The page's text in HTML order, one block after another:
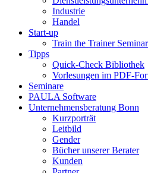
Industrie
Handel
Start-up
Train the Trainer
Tipps
Quick-Check Bibliothek
Vorlesungen im PDF-
Seminare
PAULA Software
Unternehmensberatung Bonn
Kurzporträt
Leitbild
Gender
Bücher unserer Berater
Kunden